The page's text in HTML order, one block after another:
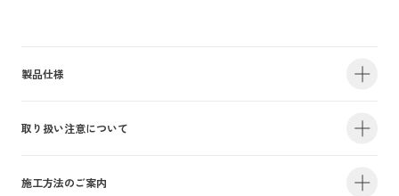
製品仕様
・サイズ
940mm×47m（有効巾900mm・m切売り）
取り扱い注意について
| 1.防火性能について |
施工方法のご案内